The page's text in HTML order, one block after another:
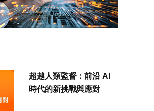
超越人類監督：前沿 AI
時代的新挑戰與應對